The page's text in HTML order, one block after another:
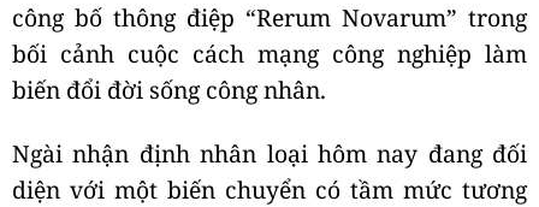
công bố thông điệp “Rerum Novarum” trong
bối cảnh cuộc cách mạng công nghiệp làm
biến đổi đời sống công nhân.
Ngài nhận định nhân loại hôm nay đang đối
diện với một biến chuyển có tầm mức tương